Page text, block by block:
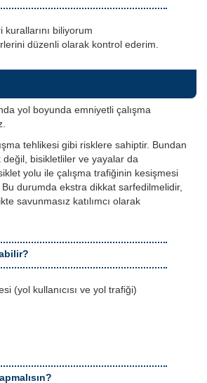
biliyorum
düzenli olarak kontrol ederim.
yol boyunda emniyetli çalışma
tehlikesi gibi risklere sahiptir. Bundan
değil, bisikletliler ve yayalar da
yolu ile çalışma trafiğinin kesişmesi
Bu durumda ekstra dikkat sarfedilmelidir,
savunmasız katılımcı olarak
(yol kullanıcısı ve yol trafiği)